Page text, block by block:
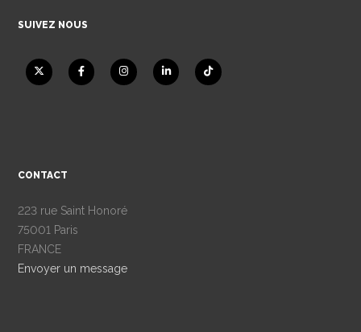
SUIVEZ NOUS
CONTACT
223 rue Saint Honoré
75001 Paris
FRANCE
Envoyer un message